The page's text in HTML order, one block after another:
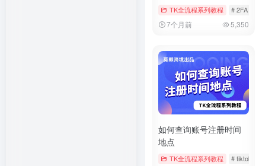
TK全流程系列教程 # 2FA
7个月前 5,350
如何查询账号注册时间
地点
TK全流程系列教程 # tiktok